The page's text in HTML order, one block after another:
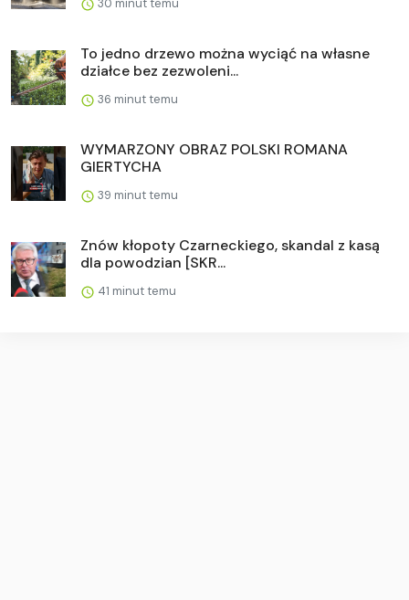
To jedno drzewo można wyciąć na własne
działce bez zezwoleni...
36 minut temu
WYMARZONY OBRAZ POLSKI ROMANA
GIERTYCHA
39 minut temu
Znów kłopoty Czarneckiego, skandal z kasą
dla powodzian [SKR...
41 minut temu